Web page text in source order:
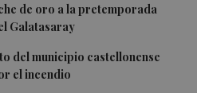
de oro a la pretemporada
Galatasaray
del municipio castellonense
el incendio